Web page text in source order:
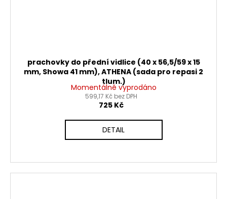
prachovky do přední vidlice (40 x 56,5/59 x 15
mm, Showa 41 mm), ATHENA (sada pro repasi 2
tlum.)
Momentálně vyprodáno
599,17 Kč bez DPH
725 Kč
DETAIL